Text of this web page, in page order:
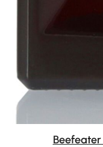
Beefeater